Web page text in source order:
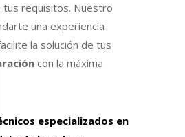
requisitos. Nuestro
una experiencia
la solución de tus
con la máxima
especializados en